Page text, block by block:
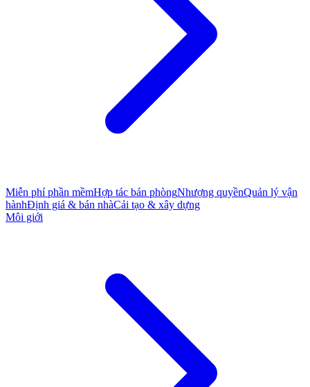
Miễn phí phần mềmHợp tác bán phòngNhượng quyềnQuản lý vận
hànhĐịnh giá & bán nhàCải tạo & xây dựng
Môi giới